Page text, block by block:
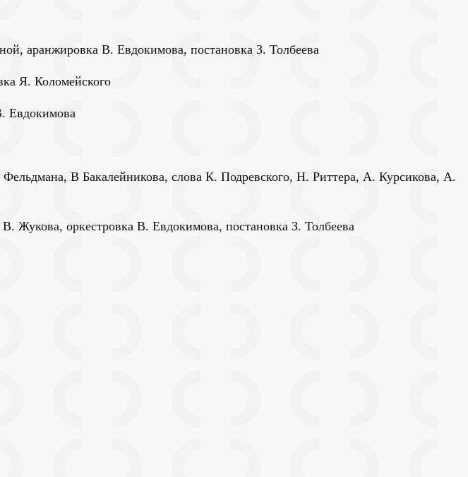
аранжировка В. Евдокимова, постановка З. Толбеева
Я. Коломейского
Евдокимова
В Бакалейникова, слова К. Подревского, Н. Риттера, А. Курсикова, А.
Жукова, оркестровка В. Евдокимова, постановка З. Толбеева